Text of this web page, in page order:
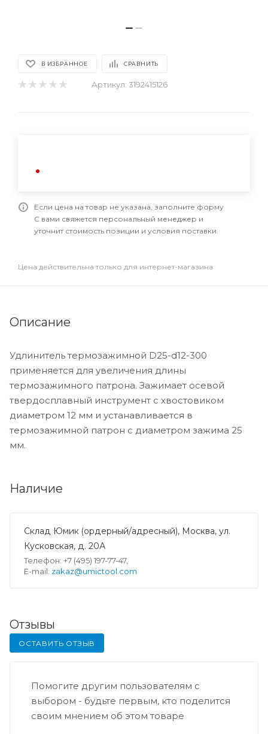
В ИЗБРАННОЕ СРАВНИТЬ
Артикул: 3192415126
Если цена на товар не указана, заполните форму
С вами свяжется персональный менеджер и
уточнит стоимость позиции и условия поставки.
Цена действительна только для интернет-магазина
Описание
Удлинитель термозажимной D25-d12-300
применяется для увеличения длины
термозажимного патрона. Зажимает осевой
твердосплавный инструмент с хвостовиком
диаметром 12 мм и устанавливается в
термозажимной патрон с диаметром зажима 25
мм.
Наличие
Склад Юмик (ордерный/адресный), Москва, ул.
Кусковская, д. 20А
Телефон: +7 (495) 197-77-47,
E-mail: zakaz@umictool.com
Отзывы
ОСТАВИТЬ ОТЗЫВ
Помогите другим пользователям с
выбором - будьте первым, кто поделится
своим мнением об этом товаре